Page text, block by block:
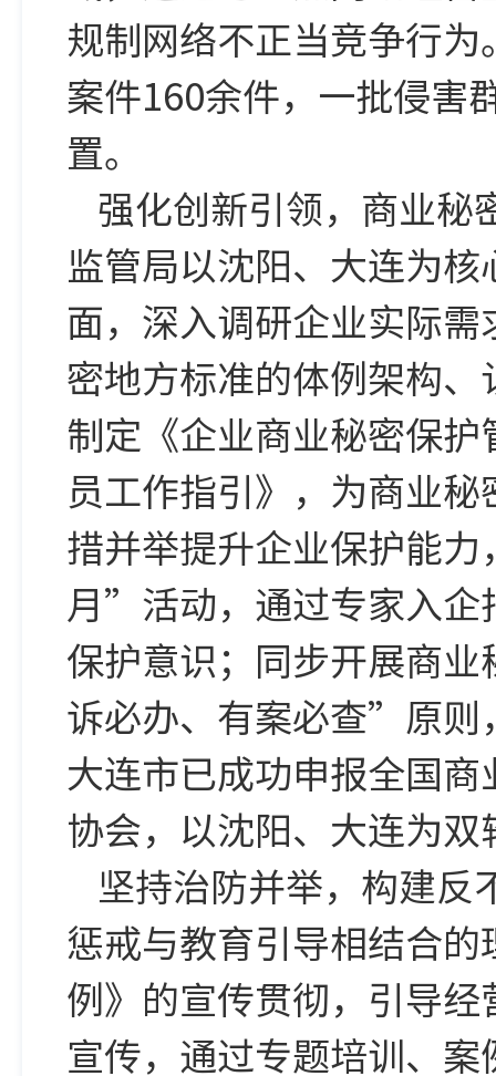
规制网络不正当竞争行
案件160余件，一批侵害
置。
强化创新引领，商业秘
监管局以沈阳、大连为
面，深入调研企业实际
密地方标准的体例架构
制定《企业商业秘密保
员工作指引》，为商业
措并举提升企业保护能
月”活动，通过专家入企
保护意识；同步开展商
诉必办、有案必查”原则
大连市已成功申报全国
协会，以沈阳、大连为
坚持治防并举，构建反
惩戒与教育引导相结合
例》的宣传贯彻，引导
宣传，通过专题培训、